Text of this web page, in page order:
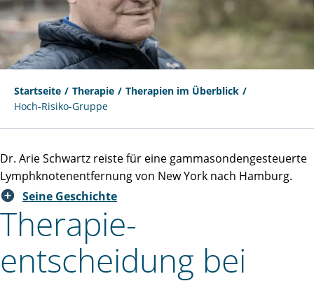
Startseite Therapie
Therapien im Überblick
Hoch-Risiko-Gruppe
Dr. Arie Schwartz reiste für eine gammasondengesteuerte
Lymphknotenentfernung von New York nach Hamburg.
Seine Geschichte
Therapie­
entscheidung bei